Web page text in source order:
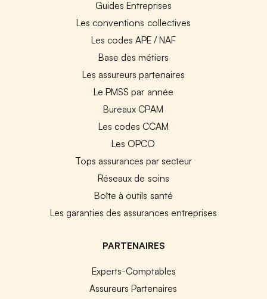
Guides Entreprises
Les conventions collectives
Les codes APE / NAF
Base des métiers
Les assureurs partenaires
Le PMSS par année
Bureaux CPAM
Les codes CCAM
Les OPCO
Tops assurances par secteur
Réseaux de soins
Boîte à outils santé
Les garanties des assurances entreprises
PARTENAIRES
Experts-Comptables
Assureurs Partenaires